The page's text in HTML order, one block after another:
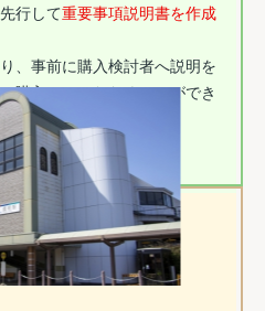
行して重要事項説明書を作成
、事前に購入検討者へ説明を
購入していただくことができ
ル回避 を徹底いたします。